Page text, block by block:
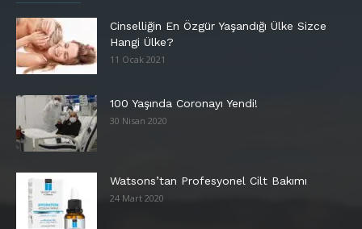
Cinselliğin En Özgür Yaşandığı Ülke Sizce
Hangi Ülke?
11 Ocak 2021
100 Yaşında Coronayı Yendi!
30 Nisan 2020
Watsons’tan Profesyonel Cilt Bakımı
24 Mart 2020